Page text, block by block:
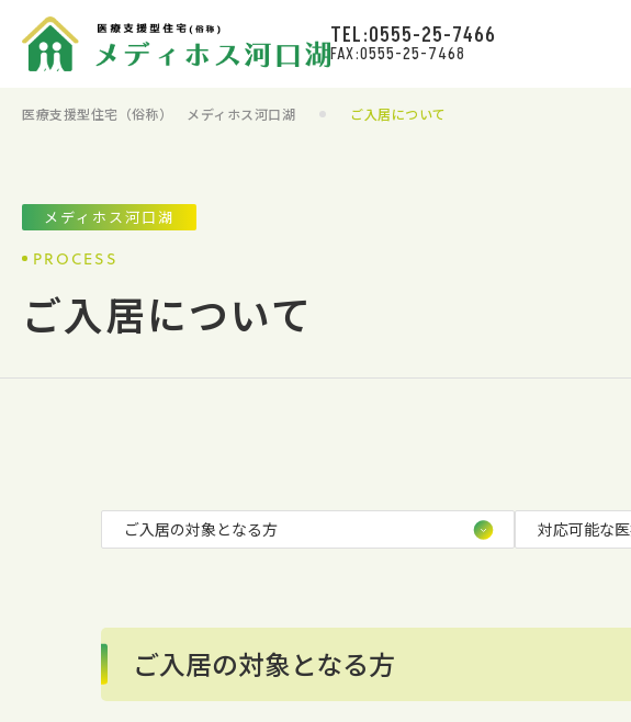
TEL:0555-25-7466
FAX:0555-25-7468
医療支援型住宅（俗称） メディホス河口湖 ご入居について
メディホス河口湖
PROCESS
ご入居について
ご入居の対象となる方 対応可能な
ご入居の対象となる方